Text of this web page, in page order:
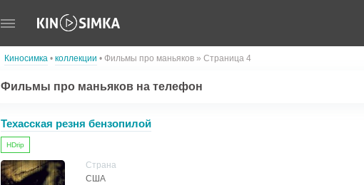
Киносимка • коллекции • Фильмы про маньяков » Страница 4
Фильмы про маньяков на телефон
Техасская резня бензопилой
HDrip
Страна
США